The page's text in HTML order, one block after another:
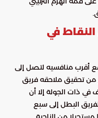
في
أقرب منافسيه لتصل إلى
من تحقيق ملاحقه فريق
في ذات الجولة إلا أن
البطل إلى سبع